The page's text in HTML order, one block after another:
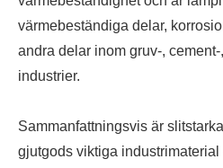
värmebeständiga delar,
andra delar inom gruv-,
industrier.
Sammanfattningsvis är
gjutgods viktiga